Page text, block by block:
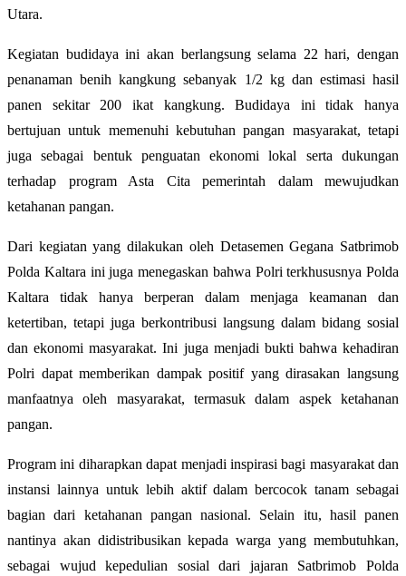
Utara.
Kegiatan budidaya ini akan berlangsung selama 22 hari, dengan
penanaman benih kangkung sebanyak 1/2 kg dan estimasi hasil
panen sekitar 200 ikat kangkung. Budidaya ini tidak hanya
bertujuan untuk memenuhi kebutuhan pangan masyarakat, tetapi
juga sebagai bentuk penguatan ekonomi lokal serta dukungan
terhadap program Asta Cita pemerintah dalam mewujudkan
ketahanan pangan.
Dari kegiatan yang dilakukan oleh Detasemen Gegana Satbrimob
Polda Kaltara ini juga menegaskan bahwa Polri terkhususnya Polda
Kaltara tidak hanya berperan dalam menjaga keamanan dan
ketertiban, tetapi juga berkontribusi langsung dalam bidang sosial
dan ekonomi masyarakat. Ini juga menjadi bukti bahwa kehadiran
Polri dapat memberikan dampak positif yang dirasakan langsung
manfaatnya oleh masyarakat, termasuk dalam aspek ketahanan
pangan.
Program ini diharapkan dapat menjadi inspirasi bagi masyarakat dan
instansi lainnya untuk lebih aktif dalam bercocok tanam sebagai
bagian dari ketahanan pangan nasional. Selain itu, hasil panen
nantinya akan didistribusikan kepada warga yang membutuhkan,
sebagai wujud kepedulian sosial dari jajaran Satbrimob Polda